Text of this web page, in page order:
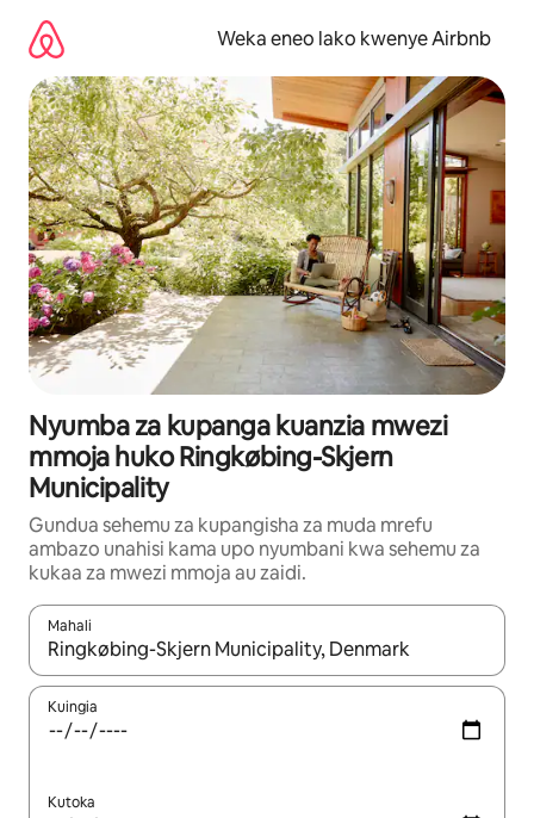
kwenda
kwenye
maudhui
Weka eneo lako kwenye Airbnb
Nyumba za kupanga kuanzia mwezi
mmoja huko Ringkøbing-Skjern
Municipality
Gundua sehemu za kupangisha za muda mrefu
ambazo unahisi kama upo nyumbani kwa sehemu za
kukaa za mwezi mmoja au zaidi.
Mahali
Wakati matokeo yanapatikana, vinjari kwa kutumia vitufe vya
Kuingia
Kutoka